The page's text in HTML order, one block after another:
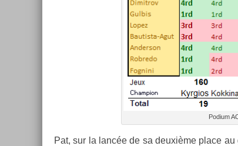
Podium
Pat, sur la lancée de sa deuxième place au